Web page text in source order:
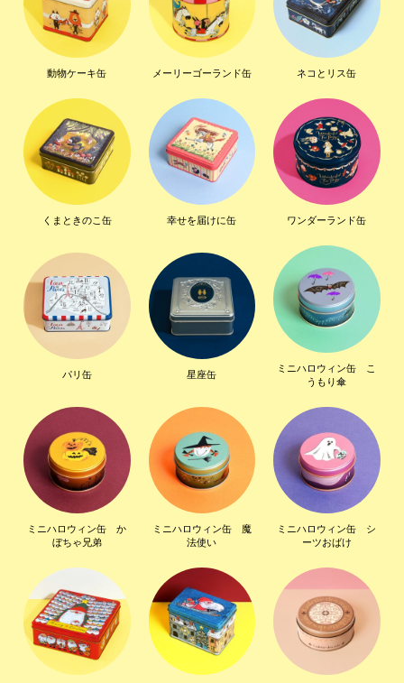
動物ケーキ缶 メーリーゴーランド缶 ネコとリス缶
くまときのこ缶 幸せを届けに缶 ワンダーランド缶
パリ缶 星座缶
ミニハロウィン缶 こ
うもり傘
ミニハロウィン缶 か
ぼちゃ兄弟
ミニハロウィン缶 魔
法使い
ミニハロウィン缶 シ
ーツおばけ